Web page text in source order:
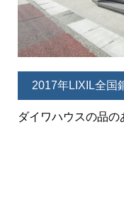
2017年LIXIL全国
ダイワハウスの品の